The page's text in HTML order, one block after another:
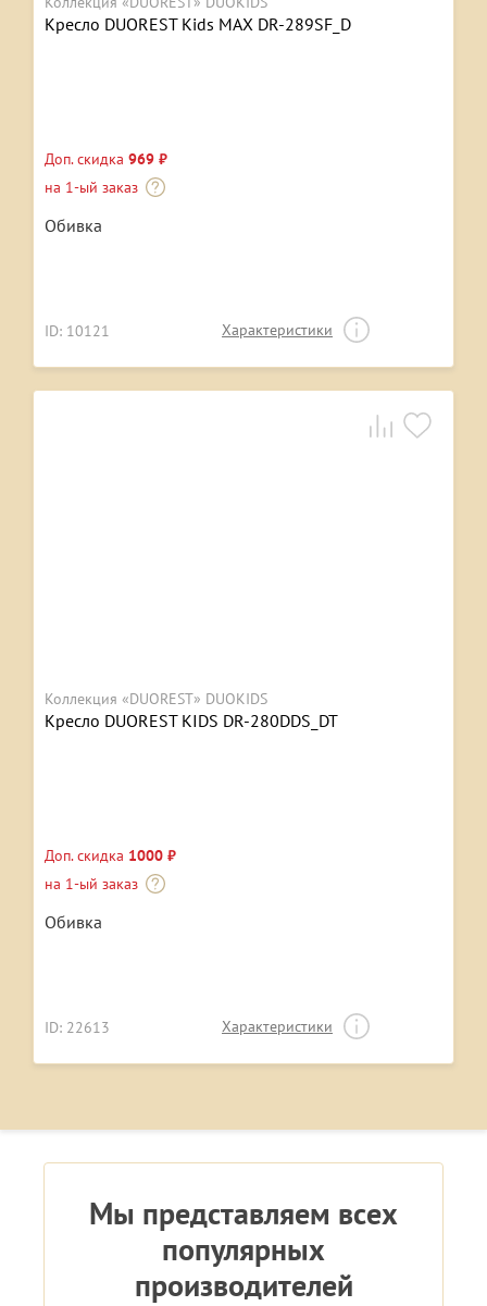
Кресло DUOREST Kids MAX DR-289SF_D
Доп. скидка 969 ₽
на 1-ый заказ
Обивка
ID: 10121 Характеристики
Коллекция «DUOREST» DUOKIDS
Кресло DUOREST KIDS DR-280DDS_DT
Доп. скидка 1000 ₽
на 1-ый заказ
Обивка
ID: 22613 Характеристики
Мы представляем всех
популярных
производителей